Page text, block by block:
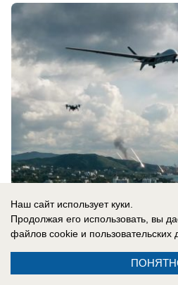
07.08.2026
Наш сайт использует куки.
Продолжая его использовать, вы
файлов cookie и пользовательских